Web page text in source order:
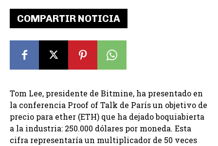
COMPARTIR NOTICIA
Tom Lee, presidente de Bitmine, ha presentado en
la conferencia Proof of Talk de París un objetivo de
precio para ether (ETH) que ha dejado boquiabierta
a la industria: 250.000 dólares por moneda. Esta
cifra representaría un multiplicador de 50 veces